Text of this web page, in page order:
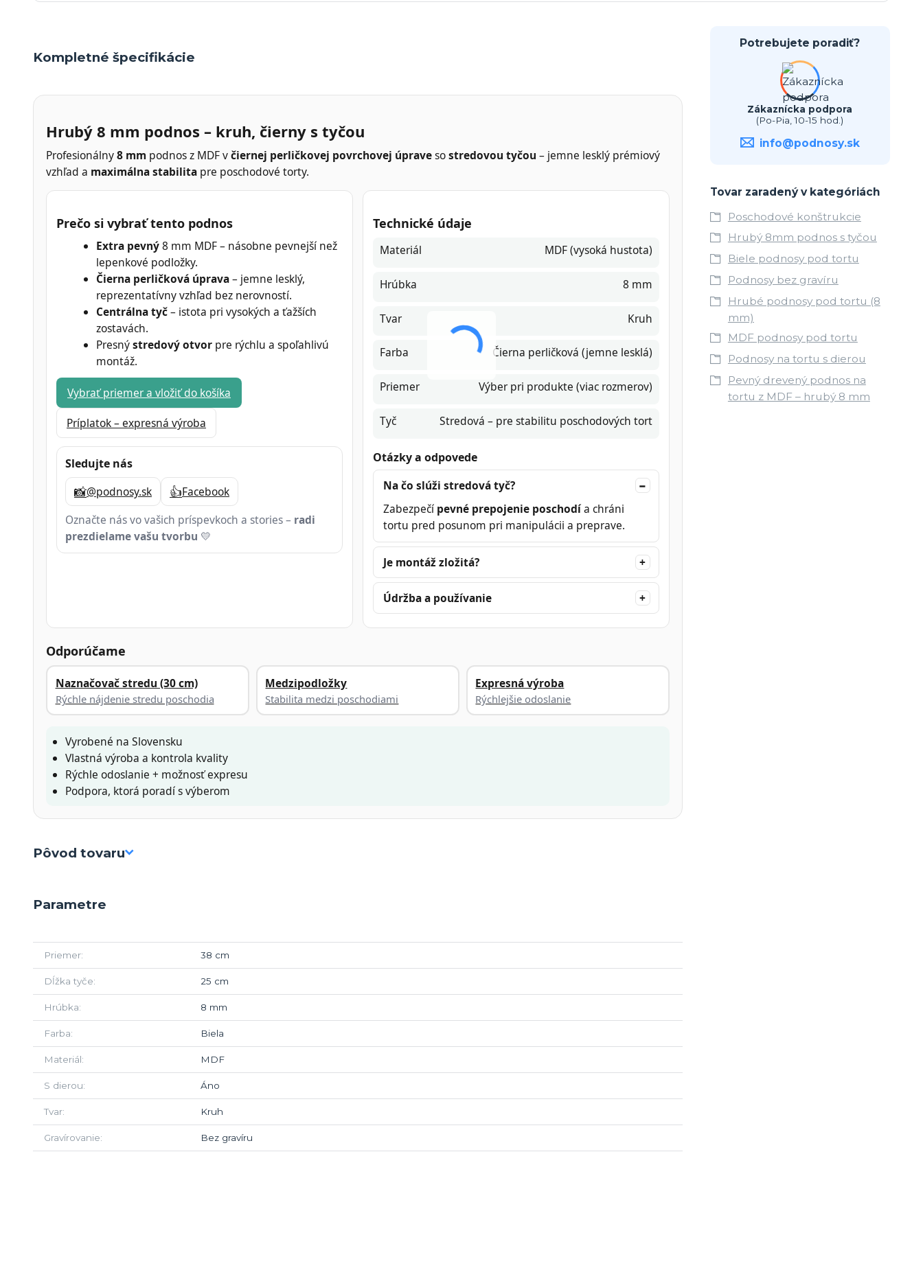
Kompletné špecifikácie
Hrubý 8 mm podnos – kruh, čierny s tyčou
Profesionálny8 mm podnos z MDF včiernej perličkovej povrchovej úpravesostredovou tyčou – jemne lesklý prémiový
vzhľad a maximálna stabilita pre poschodové torty.
Prečo si vybrať tento podnos
Extra pevný8 mm MDF – násobne pevnejší než
lepenkové podložky.
Čierna perličková úprava– jemne lesklý,
reprezentatívny vzhľad bez nerovností.
Centrálna tyč– istota pri vysokých a ťažších
zostavách.
Presnýstredový otvor pre rýchlu a spoľahlivú
montáž.
Vybrať priemer a vložiť do košíka
Príplatok – expresná výroba
Sledujte nás
📸@podnosy.sk 👍Facebook
Označte nás vo vašich príspevkoch a stories – radi
prezdielame vašu tvorbu 💛
Technické údaje
Materiál MDF (vysoká hustota)
Hrúbka 8 mm
Tvar Kruh
Farba Čierna perličková (jemne lesklá)
Priemer Výber pri produkte (viac rozmerov)
Tyč Stredová – pre stabilitu poschodových tort
Otázky a odpovede
Na čo slúži stredová tyč?
Zabezpečí pevné prepojenie poschodía chráni
tortu pred posunom pri manipulácii a preprave.
Je montáž zložitá?
Údržba a používanie
Odporúčame
Naznačovač stredu (30 cm)
Rýchle nájdenie stredu poschodia
Medzipodložky
Stabilita medzi poschodiami
Expresná výroba
Rýchlejšie odoslanie
Vyrobené na Slovensku
Vlastná výroba a kontrola kvality
Rýchle odoslanie + možnosť expresu
Podpora, ktorá poradí s výberom
Pôvod tovaru
Parametre
Priemer 38 cm
Dĺžka tyče 25 cm
Hrúbka 8 mm
Farba Biela
Materiál MDF
S dierou Áno
Tvar Kruh
Gravírovanie Bez gravíru
Potrebujete poradiť?
Zákaznícka podpora
(Po-Pia, 10-15 hod.)
info@podnosy.sk
Tovar zaradený v kategóriách
Poschodové konštrukcie
Hrubý 8mm podnos s tyčou
Biele podnosy pod tortu
Podnosy bez gravíru
Hrubé podnosy pod tortu (8
mm)
MDF podnosy pod tortu
Podnosy na tortu s dierou
Pevný drevený podnos na
tortu z MDF – hrubý 8 mm